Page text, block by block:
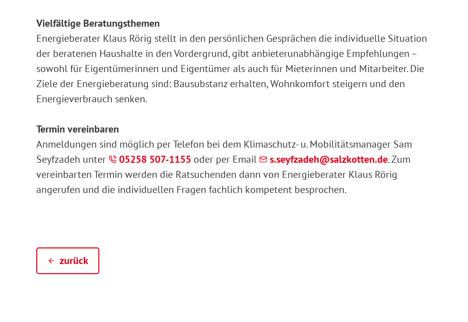
Vielfältige Beratungsthemen
Energieberater Klaus Rörig stellt in den persönlichen Gesprächen die individuelle Situation
der beratenen Haushalte in den Vordergrund, gibt anbieterunabhängige Empfehlungen –
sowohl für Eigentümerinnen und Eigentümer als auch für Mieterinnen und Mitarbeiter. Die
Ziele der Energieberatung sind: Bausubstanz erhalten, Wohnkomfort steigern und den
Energieverbrauch senken.
Termin vereinbaren
Anmeldungen sind möglich per Telefon bei dem Klimaschutz- u. Mobilitätsmanager Sam
Seyfzadeh unter
05258 507-1155 oder per Email ss yfz d h s lzk tt n d . Zum
vereinbarten Termin werden die Ratsuchenden dann von Energieberater Klaus Rörig
angerufen und die individuellen Fragen fachlich kompetent besprochen.
zurück